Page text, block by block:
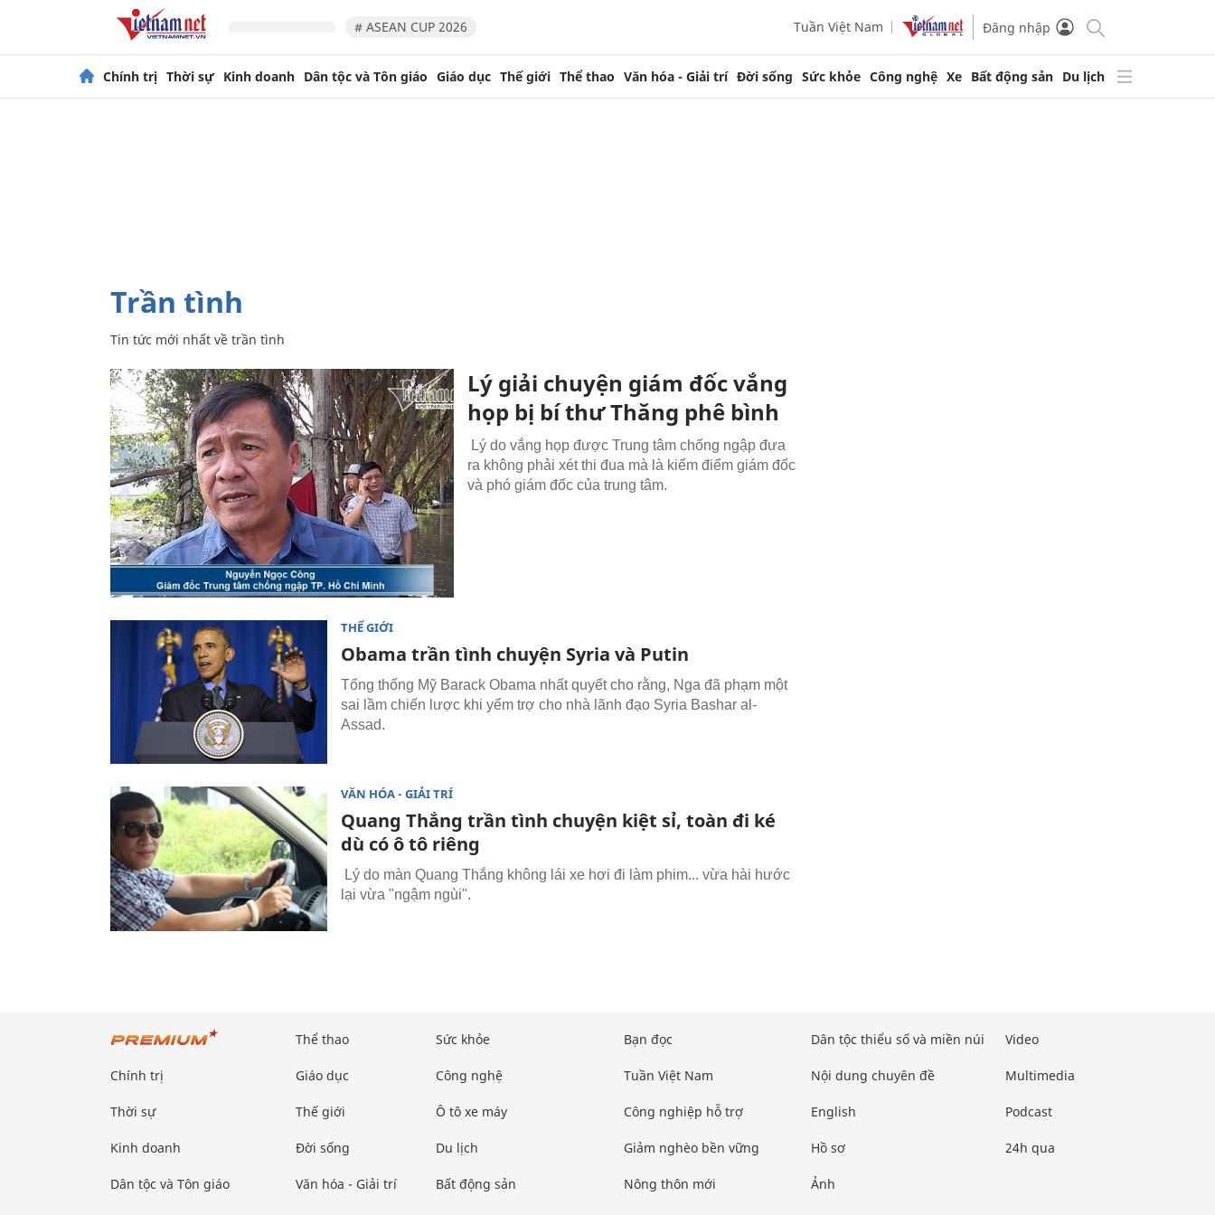
# ASEAN CUP 2026 Tuần Việt Nam Đăng nhập
Chính trị Thời sự Kinh doanh Dân tộc và Tôn giáo Giáo dục Thế giới Thể thao Văn hóa - Giải trí Đời sống Sức khỏe Công nghệ Xe Bất động sản Du lịch
trần tình
Tin tức mới nhất về trần tình
Lý giải chuyện giám đốc vắng
họp bị bí thư Thăng phê bình
Lý do vắng họp được Trung tâm chống ngập đưa
ra không phải xét thi đua mà là kiểm điểm giám đốc
và phó giám đốc của trung tâm.
THẾ GIỚI
Obama trần tình chuyện Syria và Putin
Tổng thống Mỹ Barack Obama nhất quyết cho rằng, Nga đã phạm một
sai lầm chiến lược khi yểm trợ cho nhà lãnh đạo Syria Bashar al-
Assad.
VĂN HÓA - GIẢI TRÍ
Quang Thắng trần tình chuyện kiệt sỉ, toàn đi ké
dù có ô tô riêng
Lý do màn Quang Thắng không lái xe hơi đi làm phim... vừa hài hước
lại vừa "ngậm ngùi".
Chính trị
Thời sự
Kinh doanh
Dân tộc và Tôn giáo
Thể thao
Giáo dục
Thế giới
Đời sống
Văn hóa - Giải trí
Sức khỏe
Công nghệ
Ô tô xe máy
Du lịch
Bất động sản
Bạn đọc
Tuần Việt Nam
Công nghiệp hỗ trợ
Giảm nghèo bền vững
Nông thôn mới
Dân tộc thiểu số và miền núi
Nội dung chuyên đề
English
Hồ sơ
Ảnh
Video
Multimedia
Podcast
24h qua